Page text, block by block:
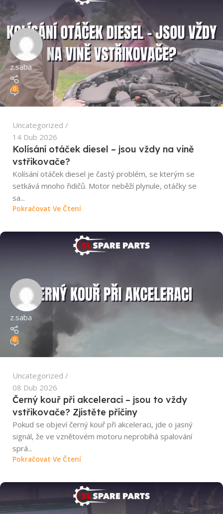
z.saba
0
Uncategorized
14 Dub 2026
Kolísání otáček diesel – jsou vždy na vině
vstřikovače?
Kolísání otáček diesel je častý problém, se kterým se
setkává mnoho řidičů. Motor neběží plynule, otáčky se
sa...
Pokračovat Ve Čtení
z.saba
0
Uncategorized
08 Dub 2026
Černý kouř při akceleraci – jsou to vždy
vstřikovače? Zjistěte příčiny
Pokud se objeví černý kouř při akceleraci, jde o jasný
signál, že ve vznětovém motoru neprobíhá spalování
sprá...
Pokračovat Ve Čtení